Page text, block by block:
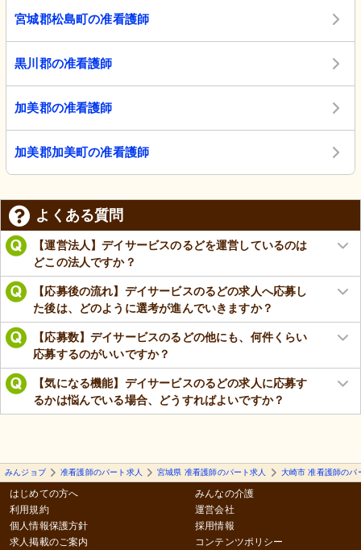
宮城郡松島町の准看護師
黒川郡の准看護師
加美郡の准看護師
加美郡加美町の准看護師
よくある質問
【運営法人】デイサービスのるどを運営しているのは
どこの法人ですか？
【応募後の流れ】デイサービスのるどの求人へ応募し
た後は、どのように選考が進んでいきますか？
【応募数】デイサービスのるどの他にも、何件くらい
応募するのがいいですか？
【気になる機能】デイサービスのるどの求人に応募す
るかは悩んでいる場合、どうすればよいですか？
みんジョブ 准看護師のパート求人 宮城県 准看護師のパート求人 大崎市 准看護師のパ
はじめての方へ
利用規約
個人情報保護方針
求人掲載のご案内
みんなの介護
運営会社
採用情報
コンテンツポリシー